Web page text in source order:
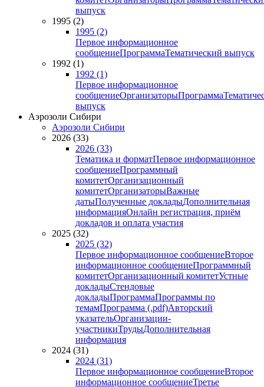
выпуск
1995 (2)
1995 (2)
Первое информационное
сообщениеПрограммаТематический выпуск
1992 (1)
1992 (1)
Первое информационное
сообщениеОрганизаторыПрограмма
выпуск
Аэрозоли Сибири
Аэрозоли Сибири
2026 (33)
2026 (33)
Тематика и форматПервое информационное
сообщениеПрограммный
комитетОрганизационный
комитетОрганизаторыВажные
датыПолученные докладыДополнительная
информацияОнлайн регистрация, приём
докладов и оплата участия
2025 (32)
2025 (32)
Первое информационное сообщениеВторое
информационное сообщениеПрограммный
комитетОрганизационный комитетУстные
докладыСтендовые
докладыПрограммаПрограммы по
темамПрограмма (.pdf)Авторский
указательОрганизации-
участникиТрудыДополнительная
информация
2024 (31)
2024 (31)
Первое информационное сообщениеВторое
информационное сообщениеТретье